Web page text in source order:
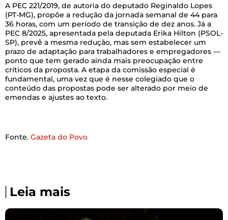
A PEC 221/2019, de autoria do deputado Reginaldo Lopes
(PT-MG), propõe a redução da jornada semanal de 44 para
36 horas, com um período de transição de dez anos. Já a
PEC 8/2025, apresentada pela deputada Erika Hilton (PSOL-
SP), prevê a mesma redução, mas sem estabelecer um
prazo de adaptação para trabalhadores e empregadores —
ponto que tem gerado ainda mais preocupação entre
críticos da proposta. A etapa da comissão especial é
fundamental, uma vez que é nesse colegiado que o
conteúdo das propostas pode ser alterado por meio de
emendas e ajustes ao texto.
Fonte. Gazeta do Povo
Leia mais